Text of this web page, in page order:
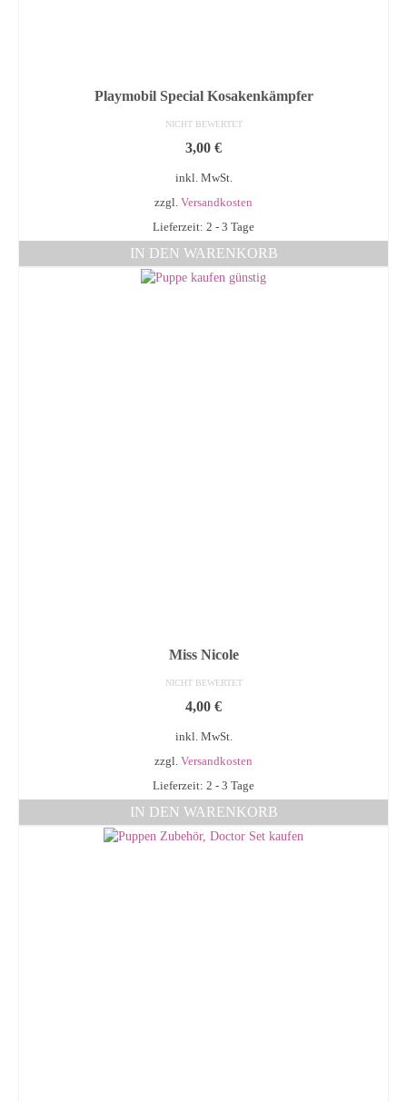
Playmobil Special Kosakenkämpfer
NICHT BEWERTET
3,00 €
inkl. MwSt.
zzgl. Versandkosten
Lieferzeit: 2 - 3 Tage
IN DEN WARENKORB
Miss Nicole
NICHT BEWERTET
4,00 €
inkl. MwSt.
zzgl. Versandkosten
Lieferzeit: 2 - 3 Tage
IN DEN WARENKORB